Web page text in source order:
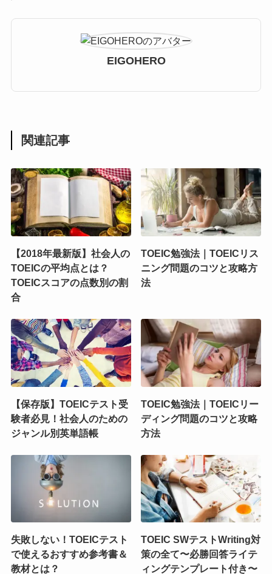
EIGOHERO
関連記事
【2018年最新版】社会人の
TOEICの平均点とは？
TOEICスコアの点数別の割
合
TOEIC勉強法｜TOEICリス
ニング問題のコツと攻略方
法
【保存版】TOEICテスト受
験者必見！社会人のための
ジャンル別英単語帳
TOEIC勉強法｜TOEICリー
ディング問題のコツと攻略
方法
失敗しない！TOEICテスト
で使えるおすすめ参考書＆
教材とは？
TOEIC SWテストWriting対
策の全て〜必勝回答ライテ
ィングテンプレート付き〜